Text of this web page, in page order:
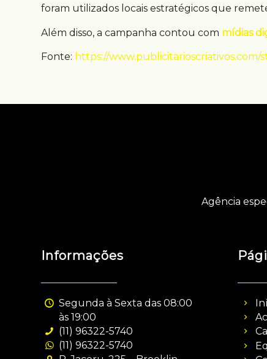
foram utilizados locais estratégicos que
Além disso, a campanha contou com mídias
Fonte: https://www.publicitarioscriativos.com/
Agência
Informações
Segunda à Sexta das 08:00
às 19:00
(11) 96322-5740
(11) 96322-5740